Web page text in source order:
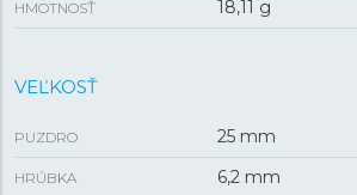
HMOTNOSŤ 18,11 g
VEĽKOSŤ
PUZDRO 25 mm
HRÚBKA 6,2 mm